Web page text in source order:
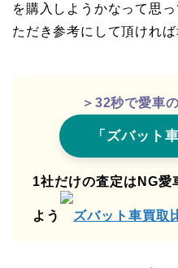
を購入しようかなって思
ただき参考にして頂ければ
＞32秒で愛車
「ズバット
1社だけの査定はNG愛
よう ズバット車買取